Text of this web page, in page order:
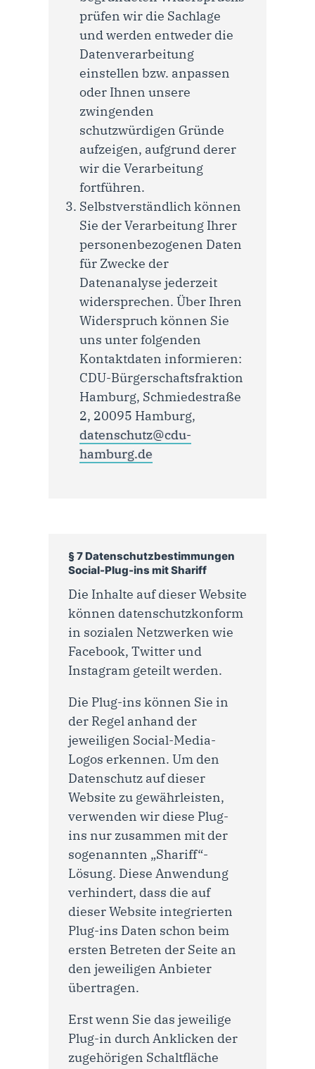
prüfen wir die Sachlage
und werden entweder die
Datenverarbeitung
einstellen bzw. anpassen
oder Ihnen unsere
zwingenden
schutzwürdigen Gründe
aufzeigen, aufgrund derer
wir die Verarbeitung
fortführen.
Selbstverständlich können
Sie der Verarbeitung Ihrer
personenbezogenen Daten
für Zwecke der
Datenanalyse jederzeit
widersprechen. Über Ihren
Widerspruch können Sie
uns unter folgenden
Kontaktdaten informieren:
CDU-Bürgerschaftsfraktion
Hamburg, Schmiedestraße
2, 20095 Hamburg,
datenschutz@cdu-
hamburg.de
§ 7 Datenschutzbestimmungen
Social-Plug-ins mit Shariff
Die Inhalte auf dieser Website
können datenschutzkonform
in sozialen Netzwerken wie
Facebook, Twitter und
Instagram geteilt werden.
Die Plug-ins können Sie in
der Regel anhand der
jeweiligen Social-Media-
Logos erkennen. Um den
Datenschutz auf dieser
Website zu gewährleisten,
verwenden wir diese Plug-
ins nur zusammen mit der
sogenannten „Shariff“-
Lösung. Diese Anwendung
verhindert, dass die auf
dieser Website integrierten
Plug-ins Daten schon beim
ersten Betreten der Seite an
den jeweiligen Anbieter
übertragen.
Erst wenn Sie das jeweilige
Plug-in durch Anklicken der
zugehörigen Schaltfläche